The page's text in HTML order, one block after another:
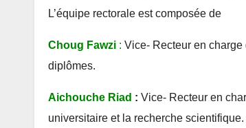
L’équipe rectorale est composée de
Choug Fawzi : Vice- Recteur en
diplômes.
Aichouche Riad : Vice- Recteur en
universitaire et la recherche scientifique.